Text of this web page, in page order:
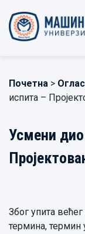
Почетна >
испита –
Усмени
Због упита
термина, термин